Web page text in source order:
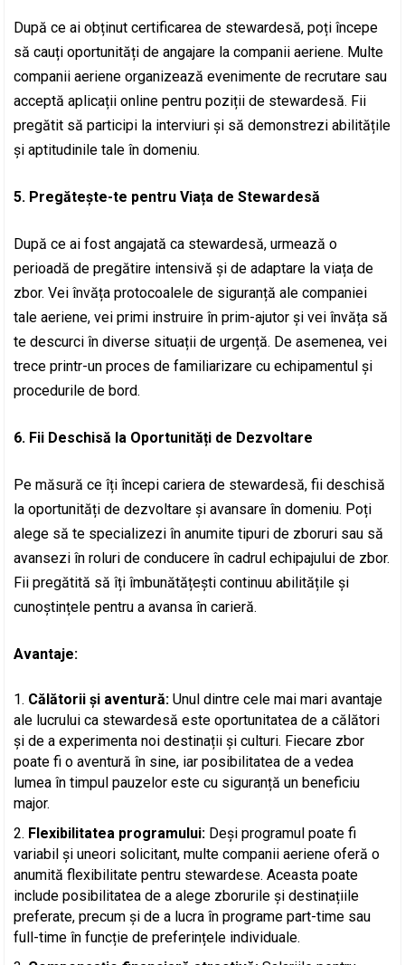
După ce ai obținut certificarea de stewardesă, poți începe
să cauți oportunități de angajare la companii aeriene. Multe
companii aeriene organizează evenimente de recrutare sau
acceptă aplicații online pentru poziții de stewardesă. Fii
pregătit să participi la interviuri și să demonstrezi abilitățile
și aptitudinile tale în domeniu.
5. Pregătește-te pentru Viața de Stewardesă
După ce ai fost angajată ca stewardesă, urmează o
perioadă de pregătire intensivă și de adaptare la viața de
zbor. Vei învăța protocoalele de siguranță ale companiei
tale aeriene, vei primi instruire în prim-ajutor și vei învăța să
te descurci în diverse situații de urgență. De asemenea, vei
trece printr-un proces de familiarizare cu echipamentul și
procedurile de bord.
6. Fii Deschisă la Oportunități de Dezvoltare
Pe măsură ce îți începi cariera de stewardesă, fii deschisă
la oportunități de dezvoltare și avansare în domeniu. Poți
alege să te specializezi în anumite tipuri de zboruri sau să
avansezi în roluri de conducere în cadrul echipajului de zbor.
Fii pregătită să îți îmbunătățești continuu abilitățile și
cunoștințele pentru a avansa în carieră.
Avantaje:
Călătorii și aventură: Unul dintre cele mai mari avantaje
ale lucrului ca stewardesă este oportunitatea de a călători
și de a experimenta noi destinații și culturi. Fiecare zbor
poate fi o aventură în sine, iar posibilitatea de a vedea
lumea în timpul pauzelor este cu siguranță un beneficiu
major.
Flexibilitatea programului: Deși programul poate fi
variabil și uneori solicitant, multe companii aeriene oferă o
anumită flexibilitate pentru stewardese. Aceasta poate
include posibilitatea de a alege zborurile și destinațiile
preferate, precum și de a lucra în programe part-time sau
full-time în funcție de preferințele individuale.